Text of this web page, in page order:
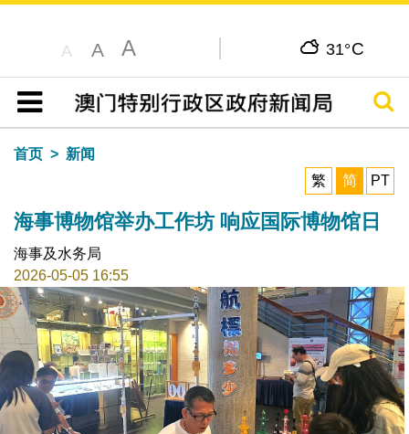
A A A 31°C
目录
搜寻
首页
新闻
繁
简 PT
海事博物馆举办工作坊 响应国际博物馆日
海事及水务局
2026-05-05 16:55